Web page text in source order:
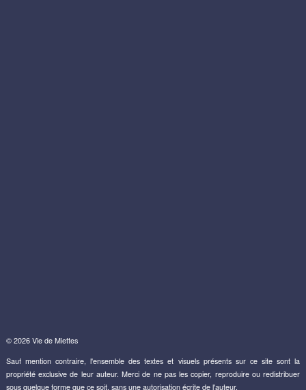
© 2026 Vie de Miettes
Sauf mention contraire, l'ensemble des textes et visuels présents sur ce site sont la
propriété exclusive de leur auteur. Merci de ne pas les copier, reproduire ou redistribuer
sous quelque forme que ce soit, sans une autorisation écrite de l'auteur.